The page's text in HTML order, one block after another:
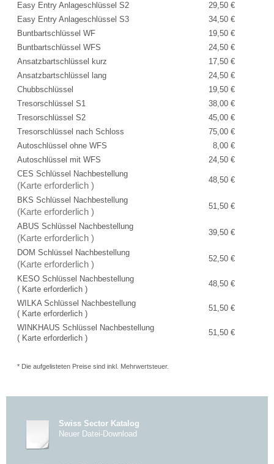
Easy Entry Anlageschlüssel S2
29,50 €
Easy Entry Anlageschlüssel S3
34,50 €
Buntbartschlüssel WF
19,50 €
Buntbartschlüssel WFS
24,50 €
Ansatzbartschlüssel kurz
17,50 €
Ansatzbartschlüssel lang
24,50 €
Chubbschlüssel
19,50 €
Tresorschlüssel S1
38,00 €
Tresorschlüssel S2
45,00 €
Tresorschlüssel nach Schloss
75,00 €
Autoschlüssel ohne WFS
8,00 €
Autoschlüssel mit WFS
24,50 €
CES Schlüssel Nachbestellung
(Karte erforderlich ) 48,50 €
BKS Schlüssel Nachbestellung
(Karte erforderlich ) 51,50 €
ABUS Schlüssel Nachbestellung
(Karte erforderlich ) 39,50 €
DOM Schlüssel Nachbestellung
(Karte erforderlich ) 52,50 €
KESO Schlüssel Nachbestellung
( Karte erforderlich )
48,50 €
WILKA Schlüssel Nachbestellung
( Karte erforderlich )
51,50 €
WINKHAUS Schlüssel Nachbestellung
( Karte erforderlich )
51,50 €
* Die aufgelisteten Preise sind inkl. Mehrwertsteuer.
Swiss Sector Katalog
Neuer Datei-Download